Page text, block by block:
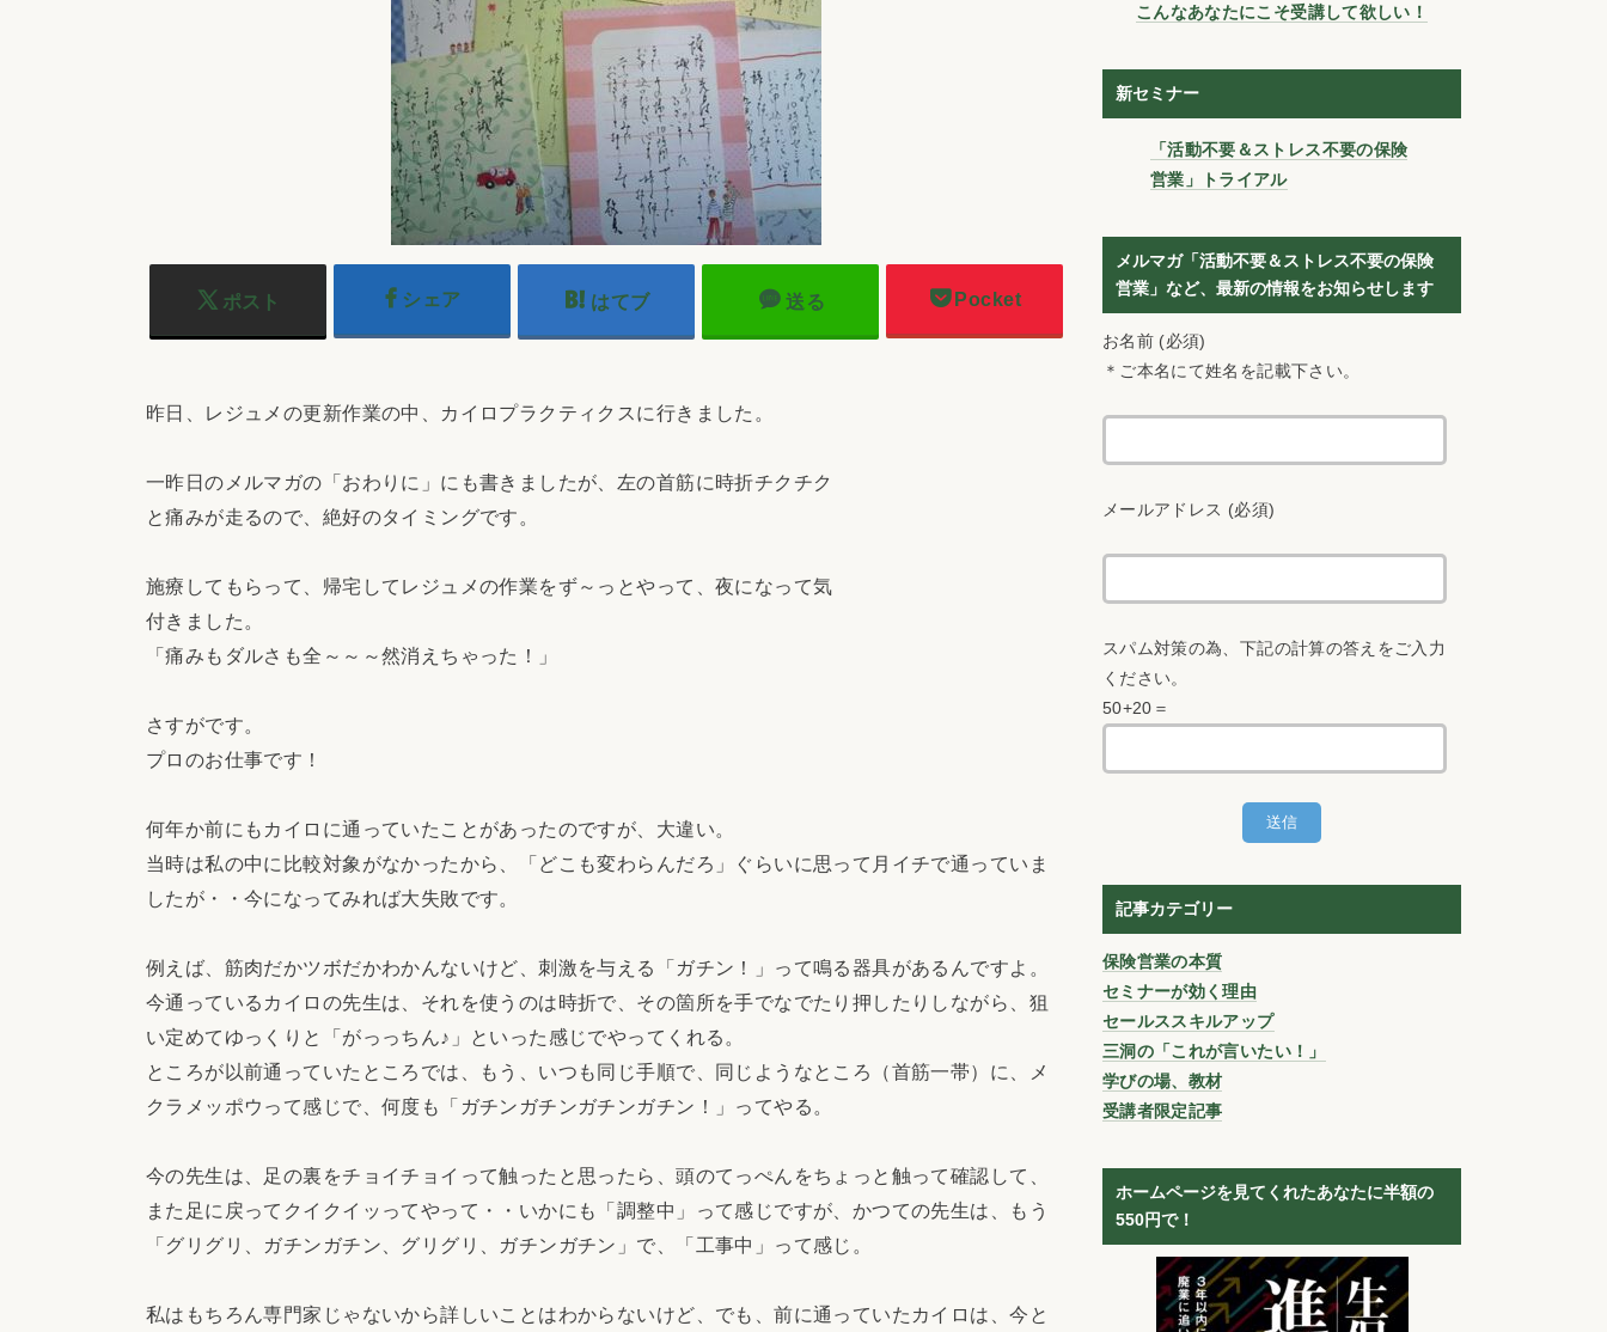
ポスト シェア はてブ 送る Pocket
昨日、レジュメの更新作業の中、カイロプラクティクスに行きました。
一昨日のメルマガの「おわりに」にも書きましたが、左の首筋に時折チクチク
と痛みが走るので、絶好のタイミングです。
施療してもらって、帰宅してレジュメの作業をず～っとやって、夜になって気
付きました。
「痛みもダルさも全～～～然消えちゃった！」
さすがです。
プロのお仕事です！
何年か前にもカイロに通っていたことがあったのですが、大違い。
当時は私の中に比較対象がなかったから、「どこも変わらんだろ」ぐらいに思って月イチで通っていま
したが・・今になってみれば大失敗です。
例えば、筋肉だかツボだかわかんないけど、刺激を与える「ガチン！」って鳴る器具があるんですよ。
今通っているカイロの先生は、それを使うのは時折で、その箇所を手でなでたり押したりしながら、狙
い定めてゆっくりと「がっっちん♪」といった感じでやってくれる。
ところが以前通っていたところでは、もう、いつも同じ手順で、同じようなところ（首筋一帯）に、メ
クラメッポウって感じで、何度も「ガチンガチンガチンガチン！」ってやる。
今の先生は、足の裏をチョイチョイって触ったと思ったら、頭のてっぺんをちょっと触って確認して、
また足に戻ってクイクイッってやって・・いかにも「調整中」って感じですが、かつての先生は、もう
「グリグリ、ガチンガチン、グリグリ、ガチンガチン」で、「工事中」って感じ。
私はもちろん専門家じゃないから詳しいことはわからないけど、でも、前に通っていたカイロは、今と
こんなあなたにこそ受講して欲しい！
新セミナー
「活動不要＆ストレス不要の保険
営業」トライアル
メルマガ「活動不要＆ストレス不要の保険
営業」など、最新の情報をお知らせします
お名前 (必須)
＊ご本名にて姓名を記載下さい。
メールアドレス (必須)
スパム対策の為、下記の計算の答えをご入力
ください。
50+20＝
記事カテゴリー
保険営業の本質
セミナーが効く理由
セールススキルアップ
三洞の「これが言いたい！」
学びの場、教材
受講者限定記事
ホームページを見てくれたあなたに半額の
550円で！